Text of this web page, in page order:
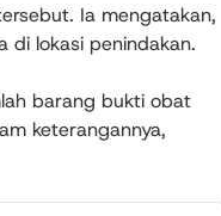
Ia mengatakan,
di lokasi penindakan.
barang bukti obat
keterangannya,